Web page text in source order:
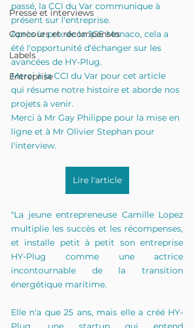
Presse et interviews
Concours et récompenses
Labels
Entreprise
passé, la CCI du Var communique à
présent sur l'entreprise.
Après le prix de la JCE Monaco, cela a
été l'opportunité d'échanger sur les
avancées de HY-Plug.
Merci à la CCI du Var pour cet article
qui résume notre histoire et aborde nos
projets à venir.
Merci à Mr Gay Philippe pour la mise en
ligne et à Mr Olivier Stephan pour
l'interview.
Lire l'article
"La jeune entrepreneuse Camille Lopez
multiplie les succès et les récompenses,
et installe petit à petit son entreprise
HY-Plug comme une actrice
incontournable de la transition
énergétique maritime.
Elle n'a que 25 ans, mais elle a créé HY-